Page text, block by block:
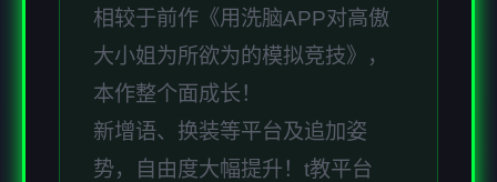
相较于前作《用洗脑APP对高傲
大小姐为所欲为的模拟竞技》，
本作整个面成长！
新增语、换装等平台及追加姿
势，自由度大幅提升！t教平台